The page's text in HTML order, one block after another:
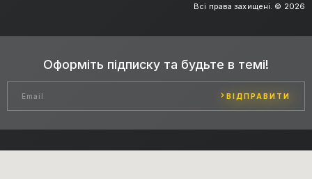
Всі права захищені. © 2026
Оформіть підписку та будьте в темі!
ВІДПРАВИТИ